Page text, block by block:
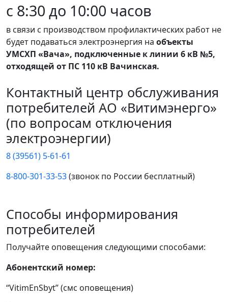
с 8:30 до 10:00 часов
в связи с производством профилактических работ не
будет подаваться электроэнергия на объекты
УМСХП «Вача», подключенные к линии 6 кВ №5,
отходящей от ПС 110 кВ Вачинская.
Контактный центр обслуживания
потребителей АО «Витимэнерго»
(по вопросам отключения
электроэнергии)
8 (39561) 5-61-61
8-800-301-33-53(звонок по России бесплатный)
Способы информирования
потребителей
Получайте оповещения следующими способами:
Абонентский номер:
“VitimEnSbyt” (смс оповещения)